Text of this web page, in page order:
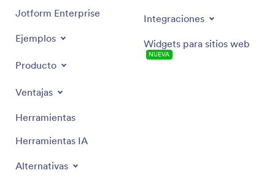
Jotform Enterprise
Ejemplos
Producto
Ventajas
Herramientas
Herramientas IA
Alternativas
Integraciones
Widgets para sitios web
NUEVA